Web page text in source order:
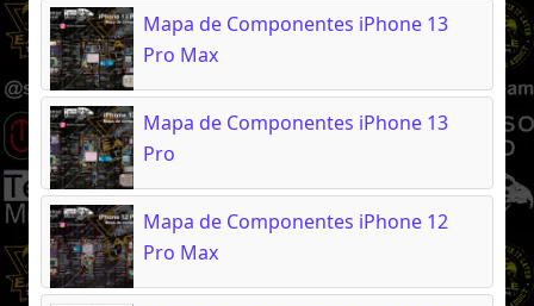
Mapa de Componentes iPhone 13
Pro Max
Mapa de Componentes iPhone 13
Pro
Mapa de Componentes iPhone 12
Pro Max